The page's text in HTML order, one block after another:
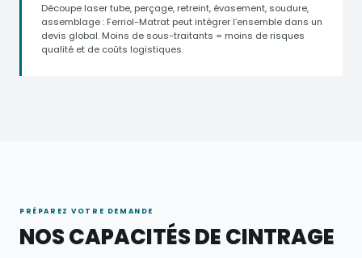
Découpe laser tube, perçage, retreint, évasement, soudure,
assemblage : Ferriol-Matrat peut intégrer l’ensemble dans un
devis global. Moins de sous-traitants = moins de risques
qualité et de coûts logistiques.
PRÉPAREZ VOTRE DEMANDE
NOS CAPACITÉS DE CINTRAGE